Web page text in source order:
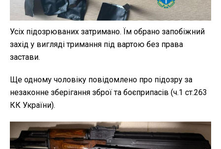
Усіх підозрюваних затримано. Їм обрано запобіжний
захід у вигляді тримання під вартою без права
застави.
Ще одному чоловіку повідомлено про підозру за
незаконне зберігання зброї та боєприпасів (ч.1 ст.263
КК України).